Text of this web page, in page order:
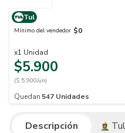
Tul
Mínimo del vendedor $0
x1 Unidad
$5.900
($ 5.900/un)
Quedan 547 Unidades
Descripción